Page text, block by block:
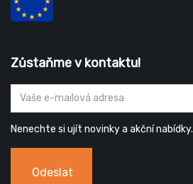
Zůstaňme v kontaktu!
Nenechte si ujít novinky a akční nabídky.
Odeslat